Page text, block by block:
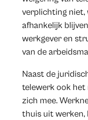
verplichting niet,
afhankelijk
werkgever en
van de
Naast de
telewerk ook het
zich mee.
thuis uit werken,